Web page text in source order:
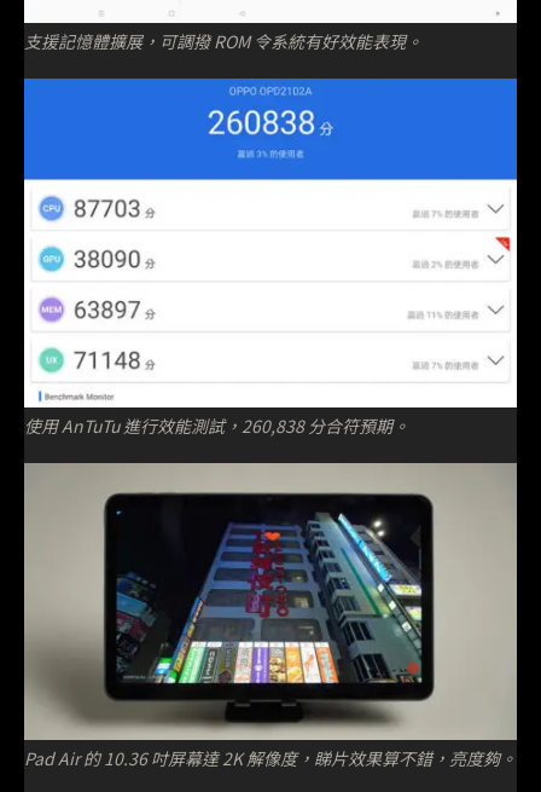
支援記憶體擴展，可調撥 ROM 令系統有好效能表現。
使用 AnTuTu 進行效能測試，260,838 分合符預期。
Pad Air 的 10.36 吋屏幕達 2K 解像度，睇片效果算不錯，亮度夠。